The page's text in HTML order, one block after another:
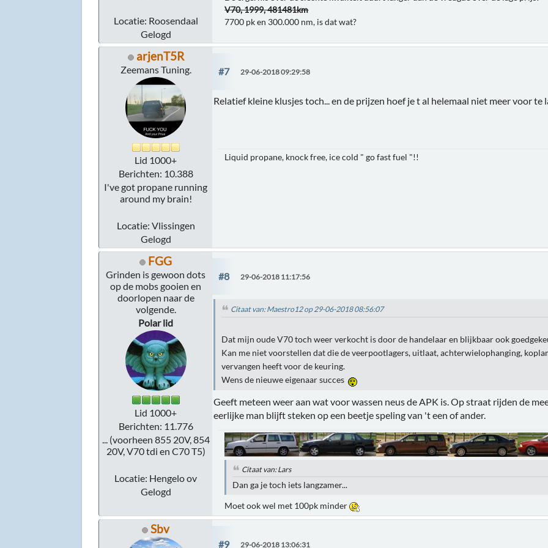
Locatie: Roosendaal
Gelogd
V70, 1999, 481481km
7700 pk en 300.000 nm, is dat wat?
arjenT5R
Zeemans Tuning.
Lid 1000+
Berichten: 10.388
I've got propane running
around my brain!
Locatie: Vlissingen
Gelogd
#7 29-06-2018 09:29:58
Relatief kleine klusjes toch... en de prijzen hoef je t al helemaal niet meer voor te
Liquid propane, knock free, ice cold " go fast fuel "!!
FGG
Grinden is gewoon dots
op de mobs gooien en
doorlopen naar de
volgende.
Polar lid
Lid 1000+
Berichten: 11.776
... (voorheen 855 20V, 854
20V, V70 tdi en C70 T5)
Locatie: Hengelo ov
Gelogd
#8 29-06-2018 11:17:56
Citaat van: Maestro12 op 29-06-2018 08:56:07
Dat mijn oude V70 toch weer verkocht is door de handelaar en blijkbaar ook
Kan me niet voorstellen dat die de veerpootlagers, uitlaat, achterwielophanging,
vervangen heeft voor de keuring.
Wens de nieuwe eigenaar succes
Geeft meteen weer aan wat voor wassen neus de APK is. Op straat rijden de
eerlijke man blijft steken op een beetje speling van 't een of ander.
Citaat van: Lars
Dan ga je toch iets langzamer...
Moet ook wel met 100pk minder
Sbv
#9 29-06-2018 13:06:31